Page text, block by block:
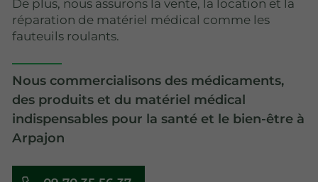
De plus, nous assurons la vente, la location et la
réparation de matériel médical comme les
fauteuils roulants.
Nous commercialisons des médicaments,
des produits et du matériel médical
indispensables pour la santé et le bien-être à
Arpajon